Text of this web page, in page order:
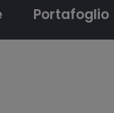
Portafoglio